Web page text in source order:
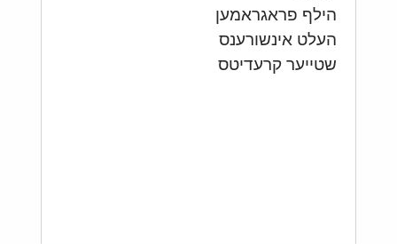
הילף פראגראמען
העלט אינשורענס
שטייער קרעדיטס